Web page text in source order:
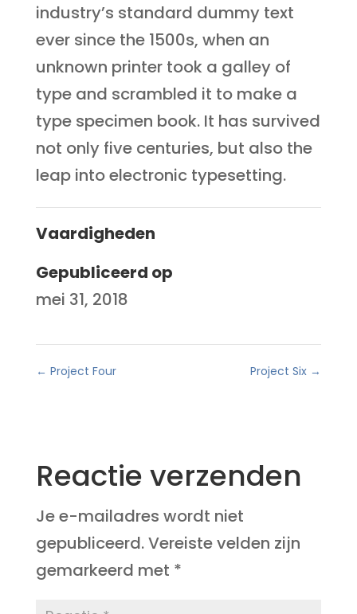
industry’s standard dummy text
ever since the 1500s, when an
unknown printer took a galley of
type and scrambled it to make a
type specimen book. It has survived
not only five centuries, but also the
leap into electronic typesetting.
Vaardigheden
Gepubliceerd op
mei 31, 2018
← Project Four Project Six →
Reactie verzenden
Je e-mailadres wordt niet
gepubliceerd.Vereiste velden zijn
gemarkeerd met *